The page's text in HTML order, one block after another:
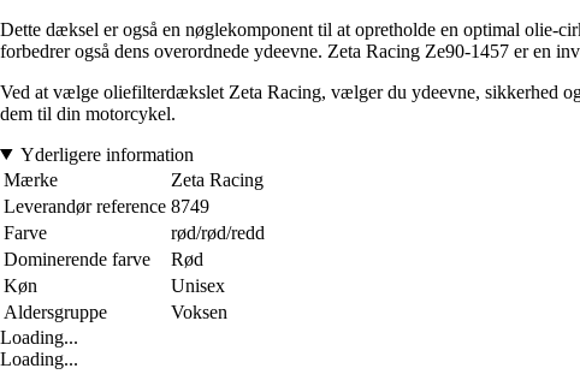
Dette dæksel er også en nøglekomponent til at opretholde en optimal olie-
forbedrer også dens overordnede ydeevne. Zeta Racing Ze90-1457 er en
Ved at vælge oliefilterdækslet Zeta Racing, vælger du ydeevne, sikkerhed
dem til din motorcykel.
Yderligere information
Mærke
Zeta Racing
Leverandør reference 8749
Farve
rød/rød/redd
Dominerende farve
Rød
Køn
Unisex
Aldersgruppe
Voksen
Loading...
Loading...